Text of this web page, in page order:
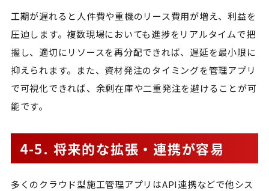
工期が遅れると人件費や重機のリース費用が増え、利益を
圧迫します。複数現場においても進捗をリアルタイムで把
握し、適切にリソースを再分配できれば、遅延を最小限に
抑えられます。また、資材発注のタイミングを管理アプリ
で可視化できれば、余剰在庫や二重発注を避けることが可
能です。
4-5. 将来的な拡張・連携が容易
多くのクラウド型施工管理アプリはAPI連携などで他シス